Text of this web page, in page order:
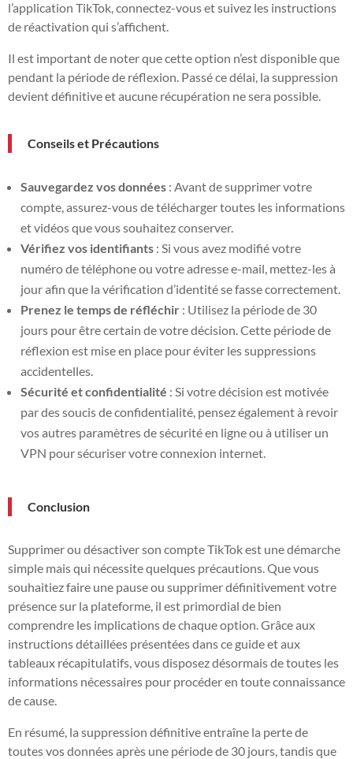
l’application TikTok, connectez-vous et suivez les instructions
de réactivation qui s’affichent.
Il est important de noter que cette option n’est disponible que
pendant la période de réflexion. Passé ce délai, la suppression
devient définitive et aucune récupération ne sera possible.
Conseils et Précautions
Sauvegardez vos données : Avant de supprimer votre
compte, assurez-vous de télécharger toutes les informations
et vidéos que vous souhaitez conserver.
Vérifiez vos identifiants : Si vous avez modifié votre
numéro de téléphone ou votre adresse e-mail, mettez-les à
jour afin que la vérification d’identité se fasse correctement.
Prenez le temps de réfléchir : Utilisez la période de 30
jours pour être certain de votre décision. Cette période de
réflexion est mise en place pour éviter les suppressions
accidentelles.
Sécurité et confidentialité : Si votre décision est motivée
par des soucis de confidentialité, pensez également à revoir
vos autres paramètres de sécurité en ligne ou à utiliser un
VPN pour sécuriser votre connexion internet.
Conclusion
Supprimer ou désactiver son compte TikTokest une démarche
simple mais qui nécessite quelques précautions. Que vous
souhaitiez faire une pause ou supprimer définitivement votre
présence sur la plateforme, il est primordial de bien
comprendre les implications de chaque option. Grâce aux
instructions détaillées présentées dans ce guide et aux
tableaux récapitulatifs, vous disposez désormais de toutes les
informations nécessaires pour procéder en toute connaissance
de cause.
En résumé, la suppression définitive entraîne la perte de
toutes vos données après une période de 30 jours, tandis que